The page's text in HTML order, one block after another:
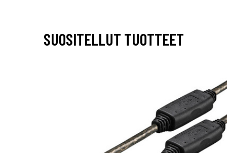
SUOSITELLUT TUOTTEET